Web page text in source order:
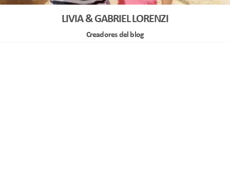
LIVIA & GABRIEL LORENZI
Creadores del blog